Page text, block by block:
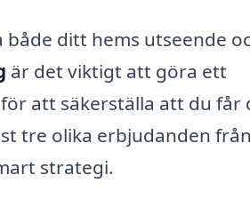
ditt hems utseende
är det viktigt att göra ett
att säkerställa att du får
tre olika erbjudanden
strategi.